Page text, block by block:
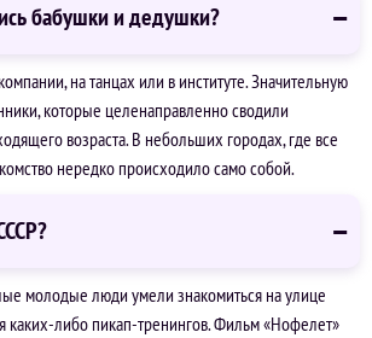
бабушки и дедушки?
на танцах или в институте. Значительную
которые целенаправленно сводили
возраста. В небольших городах, где все
нередко происходило само собой.
молодые люди умели знакомиться на улице
каких-либо пикап-тренингов. Фильм «Нофелет»